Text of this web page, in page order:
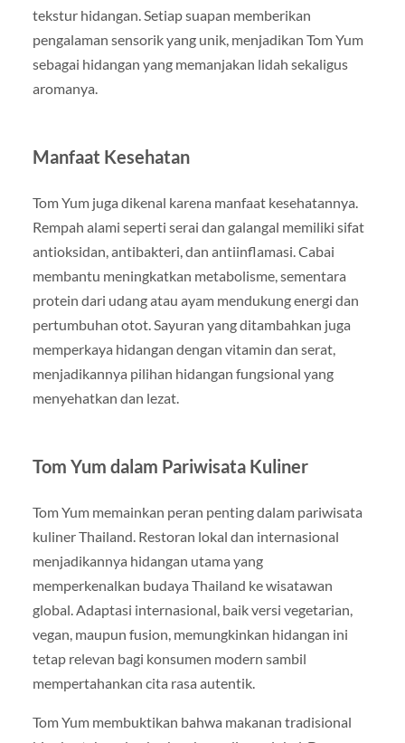
tekstur hidangan. Setiap suapan memberikan
pengalaman sensorik yang unik, menjadikan Tom Yum
sebagai hidangan yang memanjakan lidah sekaligus
aromanya.
Manfaat Kesehatan
Tom Yum juga dikenal karena manfaat kesehatannya.
Rempah alami seperti serai dan galangal memiliki sifat
antioksidan, antibakteri, dan antiinflamasi. Cabai
membantu meningkatkan metabolisme, sementara
protein dari udang atau ayam mendukung energi dan
pertumbuhan otot. Sayuran yang ditambahkan juga
memperkaya hidangan dengan vitamin dan serat,
menjadikannya pilihan hidangan fungsional yang
menyehatkan dan lezat.
Tom Yum dalam Pariwisata Kuliner
Tom Yum memainkan peran penting dalam pariwisata
kuliner Thailand. Restoran lokal dan internasional
menjadikannya hidangan utama yang
memperkenalkan budaya Thailand ke wisatawan
global. Adaptasi internasional, baik versi vegetarian,
vegan, maupun fusion, memungkinkan hidangan ini
tetap relevan bagi konsumen modern sambil
mempertahankan cita rasa autentik.
Tom Yum membuktikan bahwa makanan tradisional